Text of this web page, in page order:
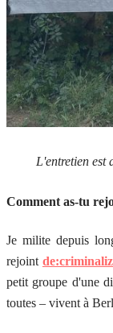
L'entretien est
Comment as-tu
Je milite depuis
rejoint
petit groupe d'une
toutes – vivent à